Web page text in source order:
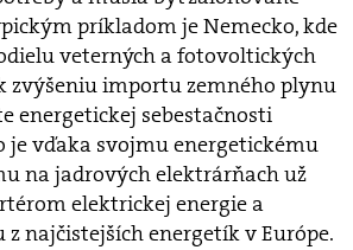
príkladom je Nemecko, kde
veterných a fotovoltických
zvýšeniu importu zemného plynu
energetickej sebestačnosti
je vďaka svojmu energetickému
na jadrových elektrárňach už
elektrickej energie a
najčistejších energetík v Európe.